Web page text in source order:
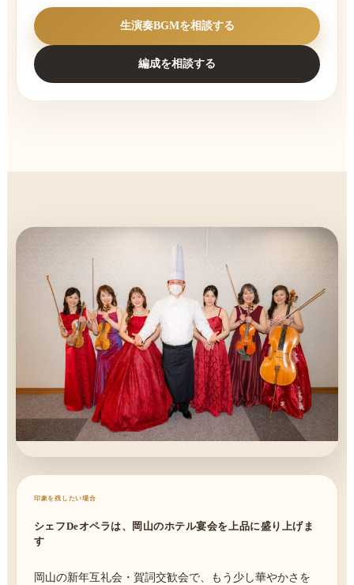
生演奏BGMを相談する
編成を相談する
印象を残したい場合
シェフDeオペラは、岡山のホテル宴会を上品に盛り上げま
す
岡山の新年互礼会・賀詞交歓会で、もう少し華やかさを